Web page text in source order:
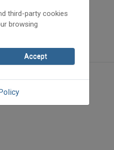
third-party cookies
browsing
Accept